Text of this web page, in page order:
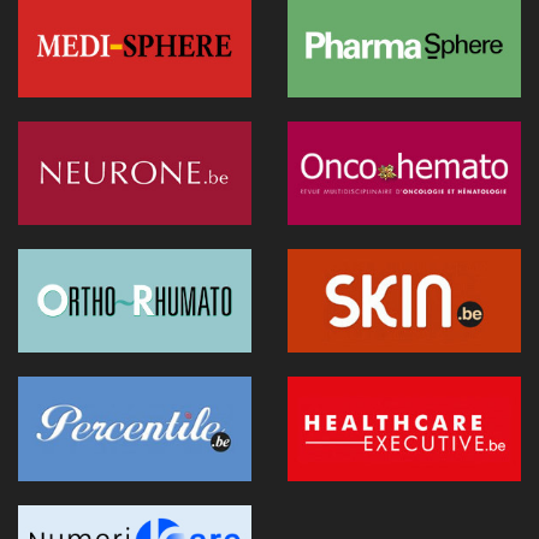
réel à la décision clinique
20 janvier 2026 - 08:05